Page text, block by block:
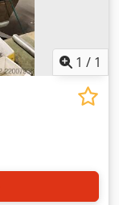
1 / 1